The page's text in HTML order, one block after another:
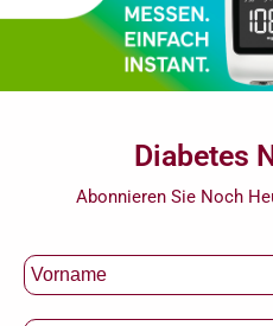
Diabetes
Abonnieren Sie Noch